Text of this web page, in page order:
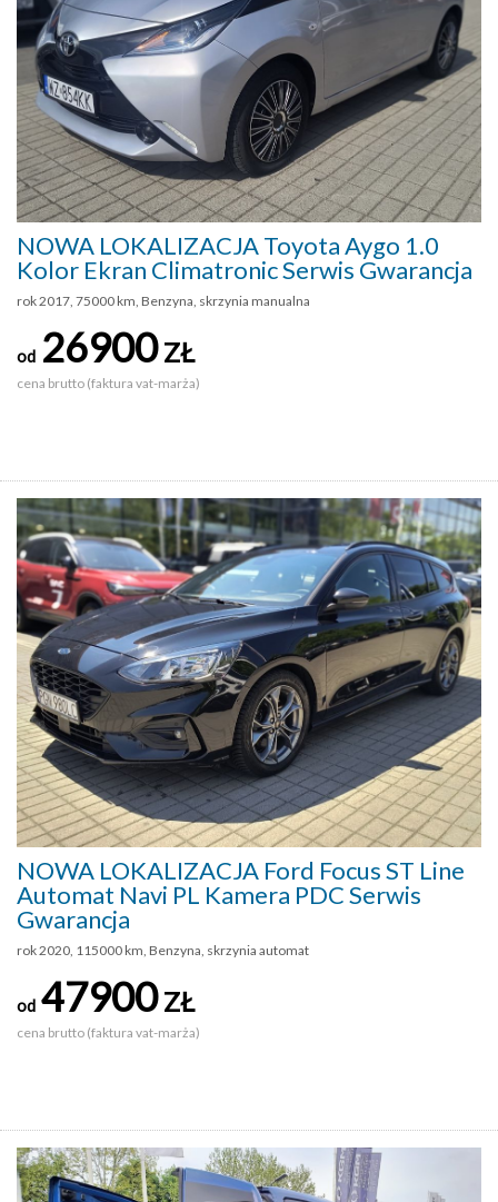
NOWA LOKALIZACJA Toyota Aygo 1.0
Kolor Ekran Climatronic Serwis Gwarancja
rok 2017, 75000 km, Benzyna, skrzynia manualna
od 26900ZŁ
cena brutto (faktura vat-marża)
NOWA LOKALIZACJA Ford Focus ST Line
Automat Navi PL Kamera PDC Serwis
Gwarancja
rok 2020, 115000 km, Benzyna, skrzynia automat
od 47900ZŁ
cena brutto (faktura vat-marża)